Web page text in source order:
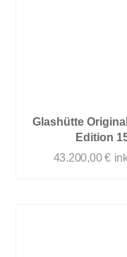
Glashütte
Edition
43.200,00€